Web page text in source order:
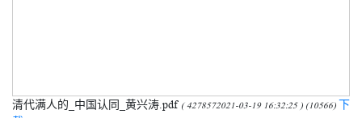
清代满人的_中国认同_黄兴涛.pdf ( 4278572021-03-19 16:32:25 ) (10566) 下